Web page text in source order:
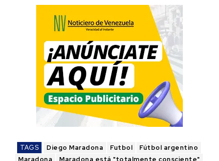
TAGS Diego Maradona Futbol
Fútbol argentino
Maradona
Maradona está "totalmente consciente"